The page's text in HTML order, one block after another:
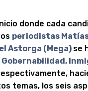
donde cada
periodistas Matías
Astorga (Mega) se
Gobernabilidad,
temas, los seis